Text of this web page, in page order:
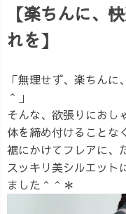
【楽ちんに、
れを】
「無理せず、楽ちん
＾」
そんな、欲張りにおし
体を締め付けることな
裾にかけてフレアに、
スッキリ美シルエット
ました＾＾＊